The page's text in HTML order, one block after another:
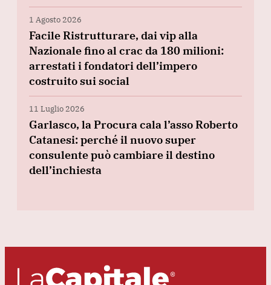
1 Agosto 2026
Facile Ristrutturare, dai vip alla
Nazionale fino al crac da 180 milioni:
arrestati i fondatori dell’impero
costruito sui social
11 Luglio 2026
Garlasco, la Procura cala l’asso Roberto
Catanesi: perché il nuovo super
consulente può cambiare il destino
dell’inchiesta